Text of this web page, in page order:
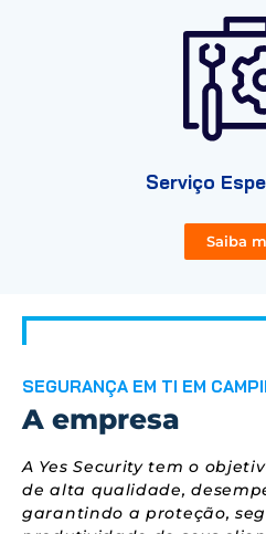
Serviço
Saiba
SEGURANÇA EM TI EM
A empresa
A Yes Security tem o
de alta qualidade,
garantindo a proteção,